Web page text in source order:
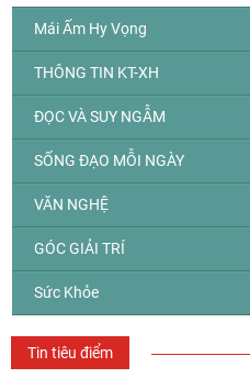
Mái Ấm Hy Vọng
THÔNG TIN KT-XH
ĐỌC VÀ SUY NGẪM
SỐNG ĐẠO MỖI NGÀY
VĂN NGHỆ
GÓC GIẢI TRÍ
Sức Khỏe
Tin tiêu điểm